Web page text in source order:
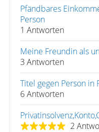
Pfändbares
Person
1 Antworten
Meine Freundin als
3 Antworten
Titel gegen Person in
6 Antworten
2